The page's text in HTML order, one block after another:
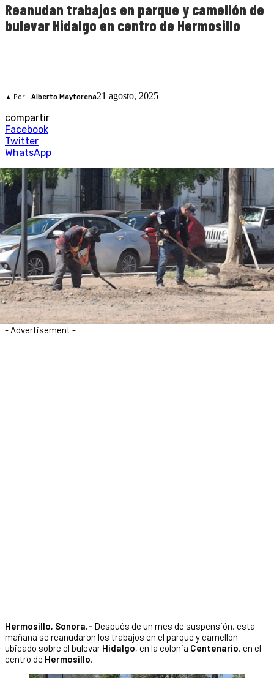
Reanudan trabajos en parque y camellón de
bulevar Hidalgo en centro de Hermosillo
▲ Por Alberto Maytorena21 agosto, 2025
compartir
Facebook
Twitter
WhatsApp
- Advertisement -
Hermosillo, Sonora.- Después de un mes de suspensión, esta
mañana se reanudaron los trabajos en el parque y camellón
ubicado sobre el bulevar Hidalgo, en la colonia Centenario, en el
centro de Hermosillo.